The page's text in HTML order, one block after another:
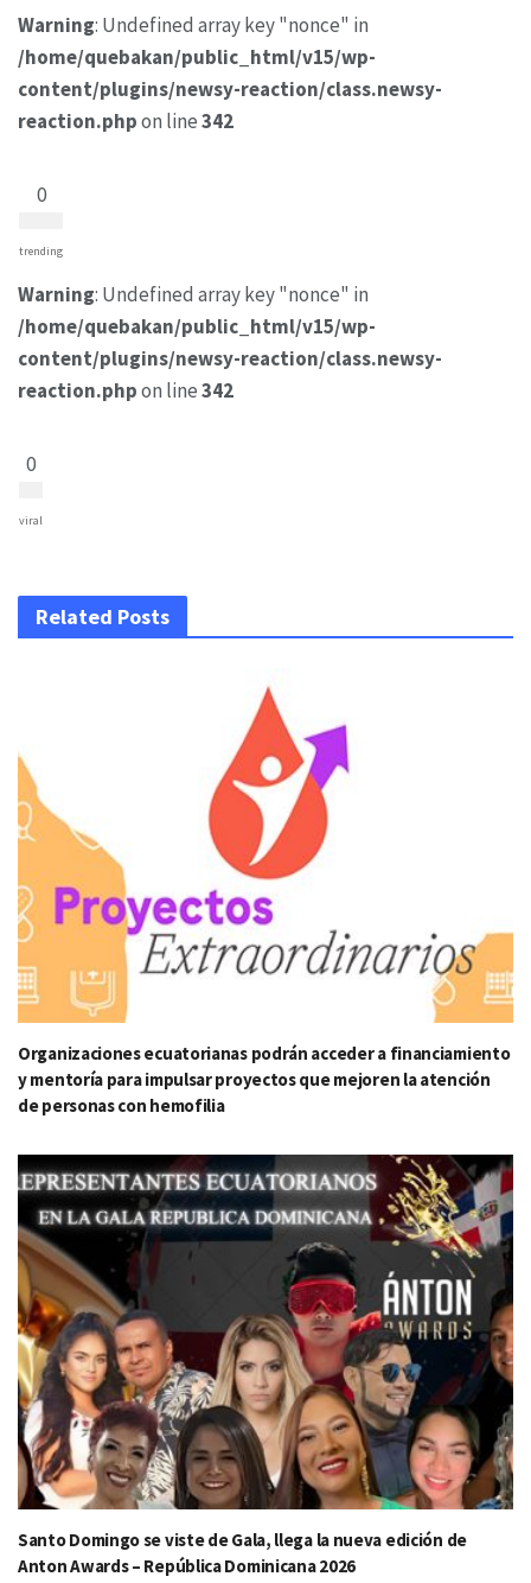
Warning: Undefined array key "nonce" in
/home/quebakan/public_html/v15/wp-
content/plugins/newsy-reaction/class.newsy-
reaction.phpon line342
0
trending
Warning: Undefined array key "nonce" in
/home/quebakan/public_html/v15/wp-
content/plugins/newsy-reaction/class.newsy-
reaction.phpon line342
0
viral
Related Posts
Organizaciones ecuatorianas podrán acceder a financiamiento
y mentoría para impulsar proyectos que mejoren la atención
de personas con hemofilia
Santo Domingo se viste de Gala, llega la nueva edición de
Anton Awards – República Dominicana 2026